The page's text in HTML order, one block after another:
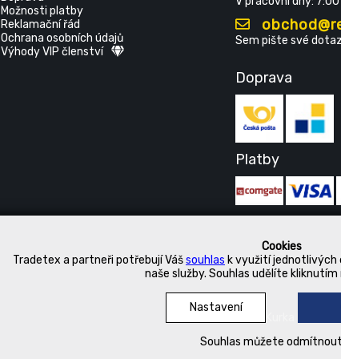
Cookies
Tradetex a partneři potřebují Vášsouhlas k využití jednotlivých
naše služby. Souhlas udělíte kliknutím
Nastavení
Souhlas můžete odmítnout
Možnosti platby
Reklamační řád
Ochrana osobních údajů
Výhody VIP členství
Sem pište své
Doprava
Platby